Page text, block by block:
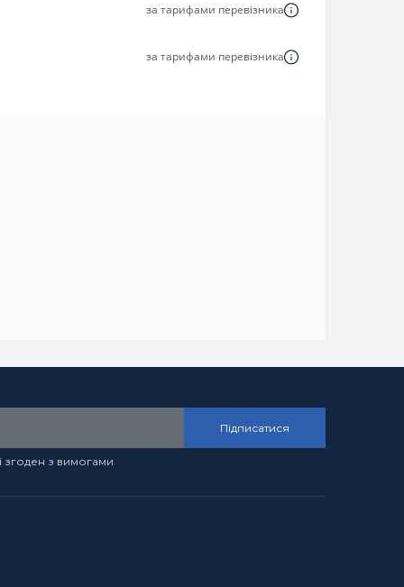
за тарифами перевізника
за тарифами перевізника
Підписатися
згоден з вимогами